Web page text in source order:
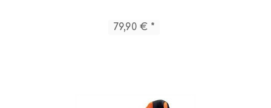
79,90 € *